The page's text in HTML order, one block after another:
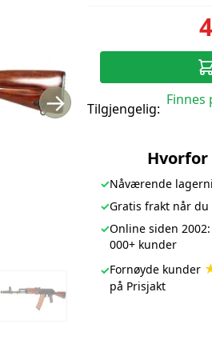
→ Tilgjengelig:
Finnes
Hvorfor
✓Nåværende
✓Gratis frakt når
✓Online siden
000+ kunder
✓Fornøyde kunder
på Prisjakt